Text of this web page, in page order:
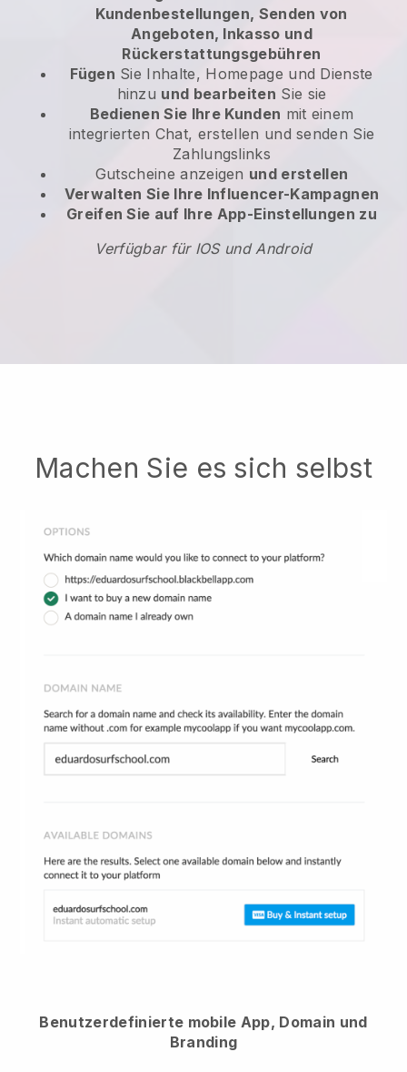
Kundenbestellungen, Senden von
Angeboten, Inkasso und
Rückerstattungsgebühren
Fügen Sie Inhalte, Homepage und Dienste
hinzu und bearbeiten Sie sie
Bedienen Sie Ihre Kunden mit einem
integrierten Chat, erstellen und senden Sie
Zahlungslinks
Gutscheine anzeigen und erstellen
Verwalten Sie Ihre Influencer-Kampagnen
Greifen Sie auf Ihre App-Einstellungen zu
Verfügbar für IOS und Android
Machen Sie es sich selbst
Benutzerdefinierte mobile App, Domain und
Branding